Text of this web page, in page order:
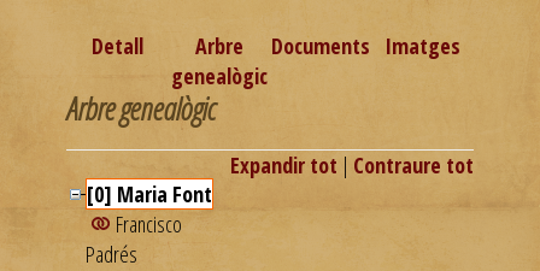
Detall
Arbre
genealògic
Documents Imatges
Arbre genealògic
Expandir tot | Contraure tot
[0] Maria Font
Francisco
Padrés